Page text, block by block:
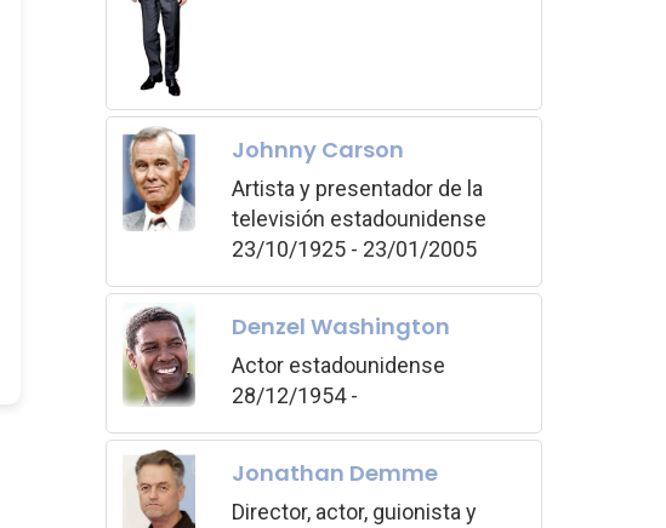
Johnny Carson
Artista y presentador de la
televisión estadounidense
23/10/1925 - 23/01/2005
Denzel Washington
Actor estadounidense
28/12/1954 -
Jonathan Demme
Director, actor, guionista y